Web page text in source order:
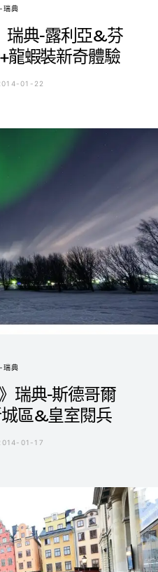
瑞典
瑞典-露利亞&芬
龍蝦裝新奇體驗
01-22
瑞典
瑞典-斯德哥爾
區&皇室閱兵
01-17